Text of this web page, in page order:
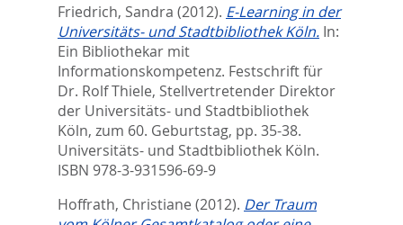
Friedrich, Sandra (2012). E-Learning in der
Universitäts- und Stadtbibliothek Köln. In:
Ein Bibliothekar mit
Informationskompetenz. Festschrift für
Dr. Rolf Thiele, Stellvertretender Direktor
der Universitäts- und Stadtbibliothek
Köln, zum 60. Geburtstag, pp. 35-38.
Universitäts- und Stadtbibliothek Köln.
ISBN 978-3-931596-69-9
Hoffrath, Christiane (2012). Der Traum